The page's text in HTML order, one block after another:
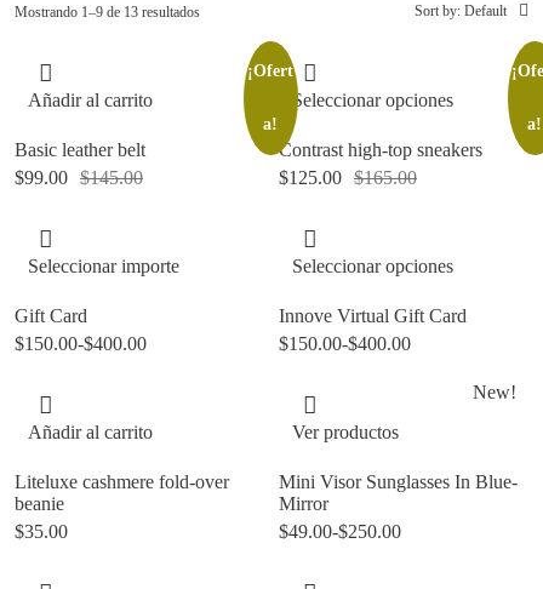
Sort by: Default
¡Ofert
a!
Añadir al carrito
Basic leather belt
$145.00
$99.00
a!
Seleccionar opciones
Contrast high-top sneakers
$165.00
$125.00
Seleccionar importe
Gift Card
$150.00-$400.00
Seleccionar opciones
Innove Virtual Gift Card
$150.00-$400.00
Añadir al carrito
Liteluxe cashmere fold-over
beanie
$35.00
New!
Ver productos
Mini Visor Sunglasses In Blue-
Mirror
$49.00-$250.00
Mostrando 1–9 de 13 resultados